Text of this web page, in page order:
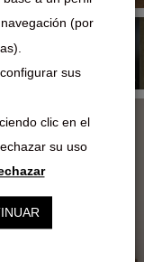
(por
sus
clic en el
su uso